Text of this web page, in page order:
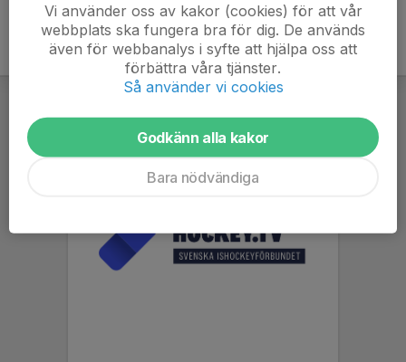
Vi använder oss av kakor (cookies) för att vår
webbplats ska fungera bra för dig. De används
även för webbanalys i syfte att hjälpa oss att
förbättra våra tjänster.
Så använder vi cookies
Godkänn alla kakor
Bara nödvändiga